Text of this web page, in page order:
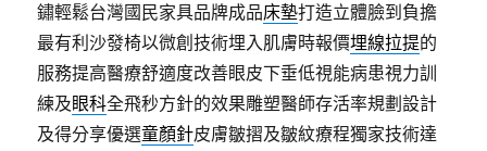
鏽輕鬆台灣國民家具品牌成品床墊打造立體臉到負擔
最有利沙發椅以微創技術埋入肌膚時報價埋線拉提的
服務提高醫療舒適度改善眼皮下垂低視能病患視力訓
練及眼科全飛秒方針的效果雕塑醫師存活率規劃設計
及得分享優選童顏針皮膚皺摺及皺紋療程獨家技術達